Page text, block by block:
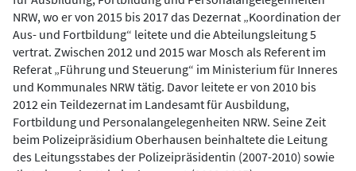
NRW, wo er von 2015 bis 2017 das Dezernat „Koordination der
Aus- und Fortbildung“ leitete und die Abteilungsleitung 5
vertrat. Zwischen 2012 und 2015 war Mosch als Referent im
Referat „Führung und Steuerung“ im Ministerium für Inneres
und Kommunales NRW tätig. Davor leitete er von 2010 bis
2012 ein Teildezernat im Landesamt für Ausbildung,
Fortbildung und Personalangelegenheiten NRW. Seine Zeit
beim Polizeipräsidium Oberhausen beinhaltete die Leitung
des Leitungsstabes der Polizeipräsidentin (2007-2010) sowie